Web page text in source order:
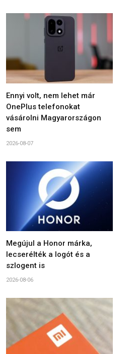
Ennyi volt, nem lehet már
OnePlus telefonokat
vásárolni Magyarországon
sem
2026-08-07
Megújul a Honor márka,
lecserélték a logót és a
szlogent is
2026-08-06